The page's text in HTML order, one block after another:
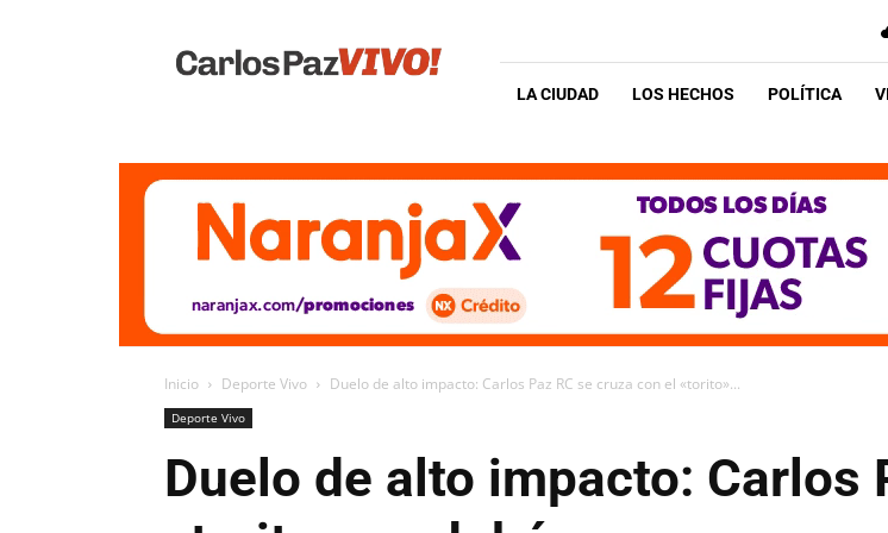
Vivo
LA CIUDAD LOS HECHOS POLÍTICA
Inicio Deporte Vivo Duelo de alto impacto: Carlos Paz RC se cruza con el «torito»...
Deporte Vivo
Duelo de alto impacto: Carlos